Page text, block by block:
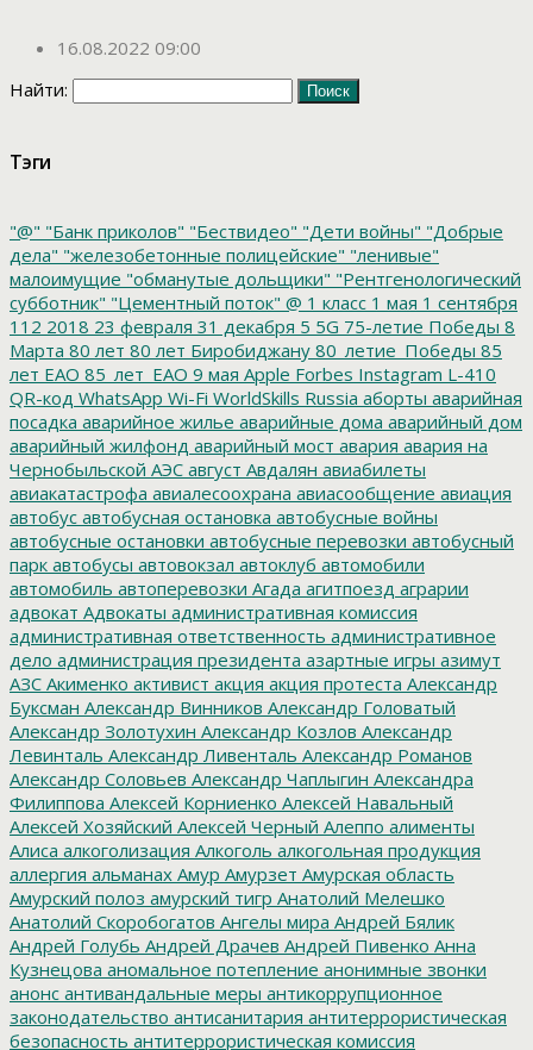
16.08.2022 09:00
Найти:
Тэги
"@" "Банк приколов" "Бествидео" "Дети войны" "Добрые
дела" "железобетонные полицейские" "ленивые"
малоимущие "обманутые дольщики" "Рентгенологический
субботник" "Цементный поток" @ 1 класс 1 мая 1 сентября
112 2018 23 февраля 31 декабря 5 5G 75-летие Победы 8
Марта 80 лет 80 лет Биробиджану 80_летие_Победы 85
лет ЕАО 85_лет_ЕАО 9 мая Apple Forbes Instagram L-410
QR-код WhatsApp Wi-Fi WorldSkills Russia аборты аварийная
посадка аварийное жилье аварийные дома аварийный дом
аварийный жилфонд аварийный мост авария авария на
Чернобыльской АЭС август Авдалян авиабилеты
авиакатастрофа авиалесоохрана авиасообщение авиация
автобус автобусная остановка автобусные войны
автобусные остановки автобусные перевозки автобусный
парк автобусы автовокзал автоклуб автомобили
автомобиль автоперевозки Агада агитпоезд аграрии
адвокат Адвокаты административная комиссия
административная ответственность административное
дело администрация президента азартные игры азимут
АЗС Акименко активист акция акция протеста Александр
Буксман Александр Винников Александр Головатый
Александр Золотухин Александр Козлов Александр
Левинталь Александр Ливенталь Александр Романов
Александр Соловьев Александр Чаплыгин Александра
Филиппова Алексей Корниенко Алексей Навальный
Алексей Хозяйский Алексей Черный Алеппо алименты
Алиса алкоголизация Алкоголь алкогольная продукция
аллергия альманах Амур Амурзет Амурская область
Амурский полоз амурский тигр Анатолий Мелешко
Анатолий Скоробогатов Ангелы мира Андрей Бялик
Андрей Голубь Андрей Драчев Андрей Пивенко Анна
Кузнецова аномальное потепление анонимные звонки
анонс антивандальные меры антикоррупционное
законодательство антисанитария антитеррористическая
безопасность антитеррористическая комиссия